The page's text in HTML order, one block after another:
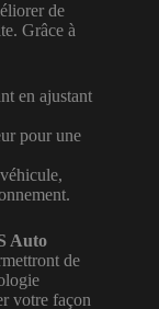
de
Grâce à
en ajustant
pour une
Auto
de
votre façon